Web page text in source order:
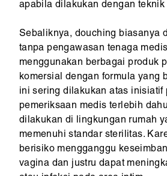
apabila dilakukan dengan teknik
Sebaliknya, douching biasanya
tanpa pengawasan tenaga
menggunakan berbagai produk
komersial dengan formula yang
ini sering dilakukan atas inisiatif
pemeriksaan medis terlebih
dilakukan di lingkungan rumah
memenuhi standar sterilitas.
berisiko mengganggu
vagina dan justru dapat